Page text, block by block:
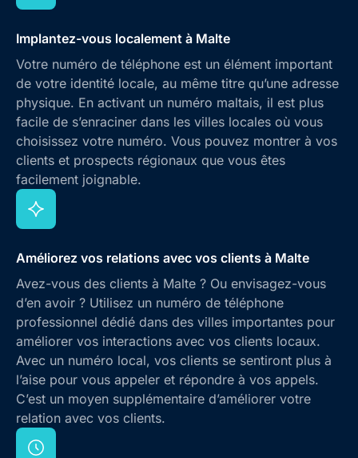
Implantez-vous localement à Malte
Votre numéro de téléphone est un élément important
de votre identité locale, au même titre qu’une adresse
physique. En activant un numéro maltais, il est plus
facile de s’enraciner dans les villes locales où vous
choisissez votre numéro. Vous pouvez montrer à vos
clients et prospects régionaux que vous êtes
facilement joignable.
Améliorez vos relations avec vos clients à Malte
Avez-vous des clients à Malte ? Ou envisagez-vous
d’en avoir ? Utilisez un numéro de téléphone
professionnel dédié dans des villes importantes pour
améliorer vos interactions avec vos clients locaux.
Avec un numéro local, vos clients se sentiront plus à
l’aise pour vous appeler et répondre à vos appels.
C’est un moyen supplémentaire d’améliorer votre
relation avec vos clients.